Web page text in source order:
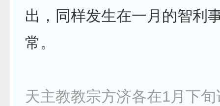
出，同样发生在一月的智利
常。
天主教教宗方济各在1月下